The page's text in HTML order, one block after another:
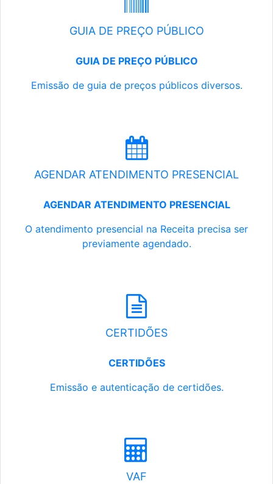
GUIA DE PREÇO PÚBLICO
GUIA DE PREÇO PÚBLICO
Emissão de guia de preços públicos diversos.
AGENDAR ATENDIMENTO PRESENCIAL
AGENDAR ATENDIMENTO PRESENCIAL
O atendimento presencial na Receita precisa ser
previamente agendado.
CERTIDÕES
CERTIDÕES
Emissão e autenticação de certidões.
VAF